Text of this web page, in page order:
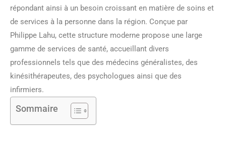
répondant ainsi à un besoin croissant en matière de soins et
de services à la personne dans la région. Conçue par
Philippe Lahu, cette structure moderne propose une large
gamme de services de santé, accueillant divers
professionnels tels que des médecins généralistes, des
kinésithérapeutes, des psychologues ainsi que des
infirmiers.
Sommaire